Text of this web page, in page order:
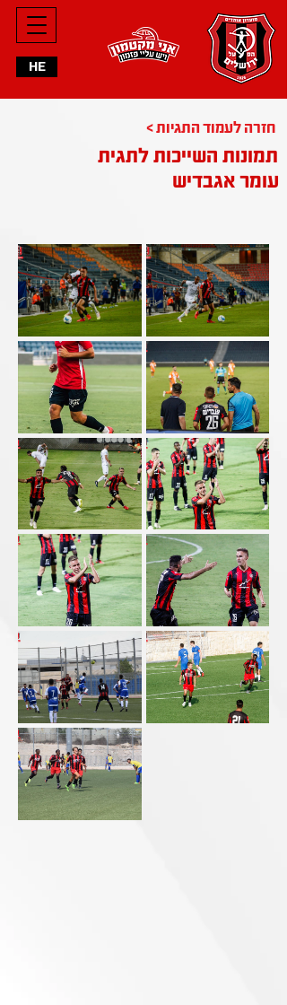
HE
< חזרה לעמוד התגיות
תמונות השייכות לתגית
עומר אגבדיש